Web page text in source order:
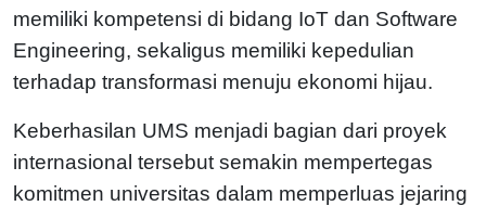
memiliki kompetensi di bidang IoT dan Software
Engineering, sekaligus memiliki kepedulian
terhadap transformasi menuju ekonomi hijau.
Keberhasilan UMS menjadi bagian dari proyek
internasional tersebut semakin mempertegas
komitmen universitas dalam memperluas jejaring